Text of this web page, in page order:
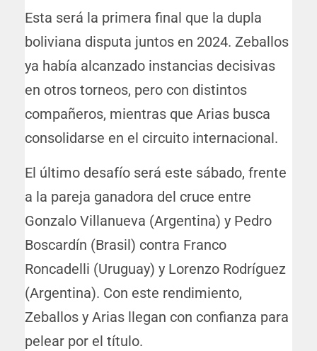
Esta será la primera final que la dupla
boliviana disputa juntos en 2024. Zeballos
ya había alcanzado instancias decisivas
en otros torneos, pero con distintos
compañeros, mientras que Arias busca
consolidarse en el circuito internacional.
El último desafío será este sábado, frente
a la pareja ganadora del cruce entre
Gonzalo Villanueva (Argentina) y Pedro
Boscardín (Brasil) contra Franco
Roncadelli (Uruguay) y Lorenzo Rodríguez
(Argentina). Con este rendimiento,
Zeballos y Arias llegan con confianza para
pelear por el título.